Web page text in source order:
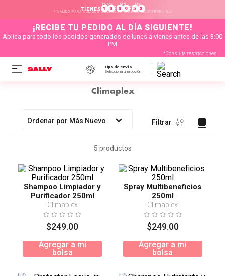
TIENES
HORAS
1 0 :
MIN
0 9 :
SEG
5 3
* VÁLIDO PARA CÓDIGOS SELECCIONADOS DE MONTERREY N.L
¡RECIBE TU PEDIDO AL DÍA SIGUIENTE!
Aplica para todo los pedidos generados de lunes a vienes antes de las 3:00
PM
*Consulta restricciones
Tipo de envío
Selecciona una opción
Climaplex
Ordenar por Más Nuevo Filtrar
5 productos
Shampoo Limpiador y
Purificador 250ml
Climaplex
$249.00
Agregar a mi
bolsa
Spray Multibeneficios
250ml
Climaplex
$249.00
Agregar a mi
bolsa